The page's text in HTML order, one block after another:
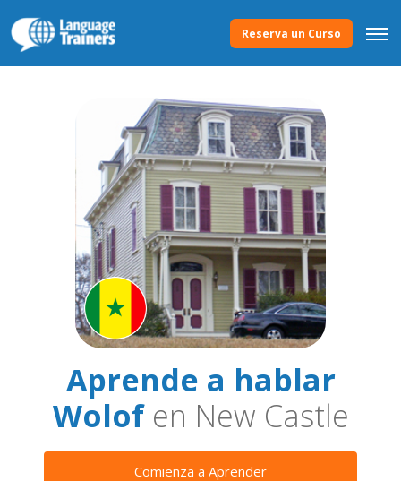
Reserva un Curso
Aprende a hablar
Wolofen New Castle
Comienza a Aprender